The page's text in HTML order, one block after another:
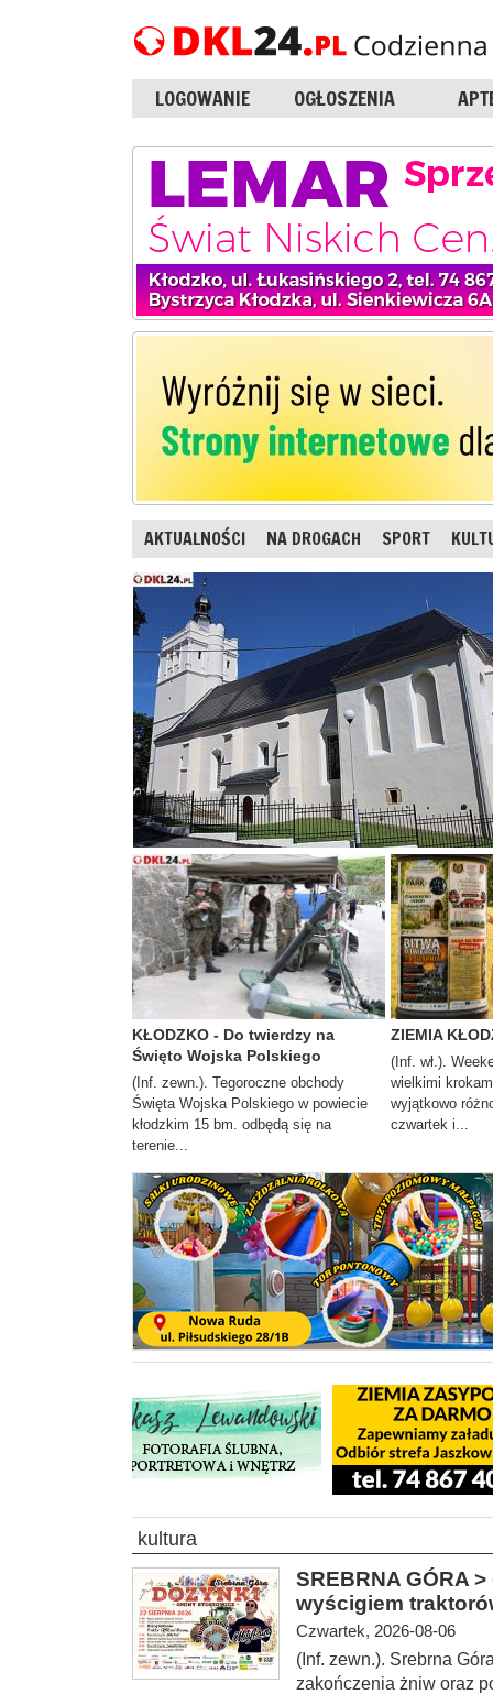
LOGOWANIE OGŁOSZENIA
AKTUALNOŚCI NA DROGACH SPORT
KŁODZKO - Do twierdzy na
Święto Wojska Polskiego
(Inf. zewn.). Tegoroczne obchody
Święta Wojska Polskiego w powiecie
kłodzkim 15 bm. odbędą się na
terenie...
ZIEMIA
(Inf. wł.).
wielkimi
wyjątkowo
czwartek i...
kultura
SREBRNA GÓRA
wyścigiem
Czwartek, 2026-08-06
(Inf. zewn.). Srebrna
zakończenia żniw oraz